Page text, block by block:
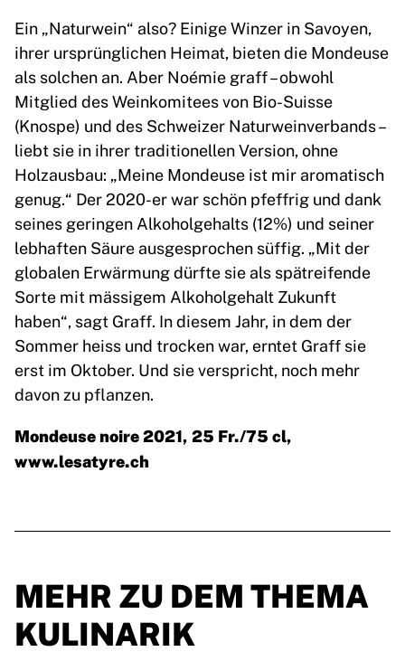
Ein „Naturwein“ also? Einige Winzer in Savoyen,
ihrer ursprünglichen Heimat, bieten die Mondeuse
als solchen an. Aber Noémie graff – obwohl
Mitglied des Weinkomitees von Bio-Suisse
(Knospe) und des Schweizer Naturweinverbands –
liebt sie in ihrer traditionellen Version, ohne
Holzausbau: „Meine Mondeuse ist mir aromatisch
genug.“ Der 2020-er war schön pfeffrig und dank
seines geringen Alkoholgehalts (12%) und seiner
lebhaften Säure ausgesprochen süffig. „Mit der
globalen Erwärmung dürfte sie als spätreifende
Sorte mit mässigem Alkoholgehalt Zukunft
haben“, sagt Graff. In diesem Jahr, in dem der
Sommer heiss und trocken war, erntet Graff sie
erst im Oktober. Und sie verspricht, noch mehr
davon zu pflanzen.
Mondeuse noire 2021, 25 Fr./75 cl,
www.lesatyre.ch
MEHR ZU DEM THEMA
KULINARIK